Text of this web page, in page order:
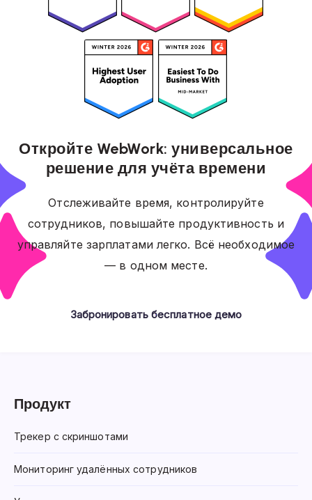
Откройте WebWork: универсальное
решение для учёта времени
Отслеживайте время, контролируйте
сотрудников, повышайте продуктивность и
управляйте зарплатами легко. Всё необходимое
— в одном месте.
Забронировать бесплатное демо
Продукт
Трекер с скриншотами
Мониторинг удалённых сотрудников